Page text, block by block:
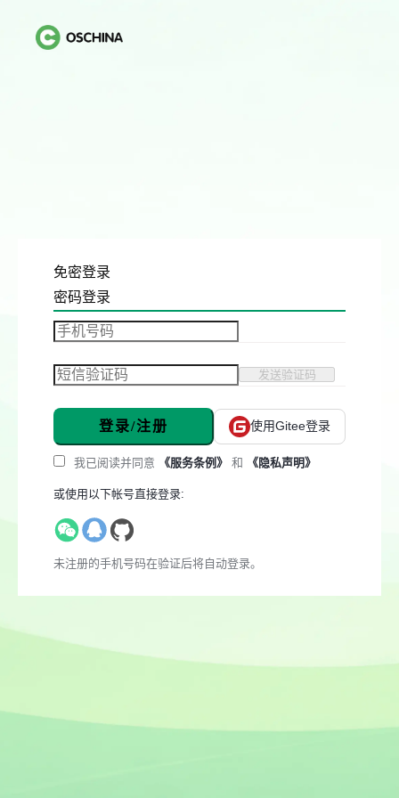
免密登录
密码登录
发送验证码
登录/注册 使用Gitee登录
我已阅读并同意 《服务条例》 和 《隐私声明》
或使用以下帐号直接登录:
未注册的手机号码在验证后将自动登录。